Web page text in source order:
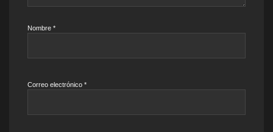
Nombre *
Correo electrónico *